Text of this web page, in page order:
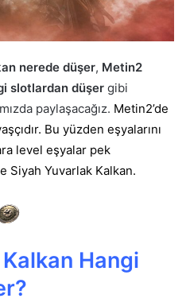
nerede düşer, Metin2
slotlardan düşer gibi
paylaşacağız. Metin2’de
Bu yüzden eşyalarını
level eşyalar pek
Siyah Yuvarlak Kalkan.
Hangi